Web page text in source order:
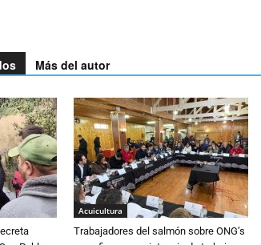
Más del autor
Acuicultura
Trabajadores del salmón sobre ONG’s